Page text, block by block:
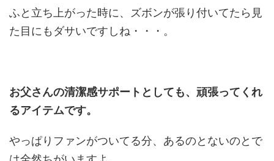
ふと立ち上がった時に、ズボンが張り付いてたら見
た目にもダサいですしね・・・。
お父さんの清潔感サポートとしても、頑張ってくれ
るアイテムです。
やっぱりファンがついてる分、あるのとないのとで